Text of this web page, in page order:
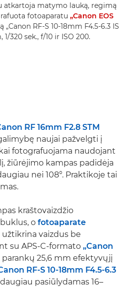
atkartoja matymo lauką, regimą
fotoaparatu „Canon EOS
RF-S 10-18mm F4.5-6.3 IS
1/320 sek., f/10 ir ISO 200.
RF 16mm F2.8 STM
naujai pažvelgti į
fotografuojama naudojant
žiūrėjimo kampas padidėja
nei 108°. Praktikoje tai
kraštovaizdžio
o fotoaparate
užtikrina vaizdus be
su APS-C-formato „Canon
parankų 25,6 mm efektyvųjį
RF-S 10-18mm F4.5-6.3
pasiūlydamas 16–